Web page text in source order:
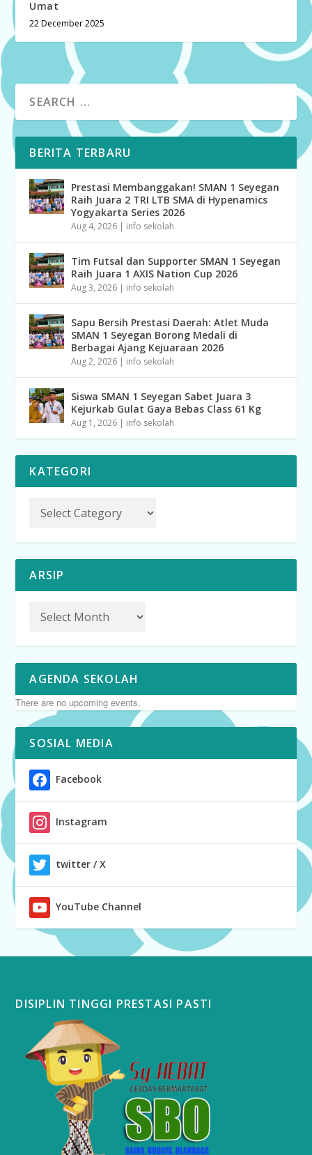
Umat
22 December 2025
BERITA TERBARU
Prestasi Membanggakan! SMAN 1 Seyegan
Raih Juara 2 TRI LTB SMA di Hypenamics
Yogyakarta Series 2026
Aug 4, 2026 | info sekolah
Tim Futsal dan Supporter SMAN 1 Seyegan
Raih Juara 1 AXIS Nation Cup 2026
Aug 3, 2026 | info sekolah
Sapu Bersih Prestasi Daerah: Atlet Muda
SMAN 1 Seyegan Borong Medali di
Berbagai Ajang Kejuaraan 2026
Aug 2, 2026 | info sekolah
Siswa SMAN 1 Seyegan Sabet Juara 3
Kejurkab Gulat Gaya Bebas Class 61 Kg
Aug 1, 2026 | info sekolah
KATEGORI
ARSIP
AGENDA SEKOLAH
There are no upcoming events.
SOSIAL MEDIA
Facebook
Instagram
twitter / X
YouTube Channel
DISIPLIN TINGGI PRESTASI PASTI